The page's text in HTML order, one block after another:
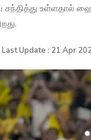
சந்தித்து
Last Update : 21 Apr